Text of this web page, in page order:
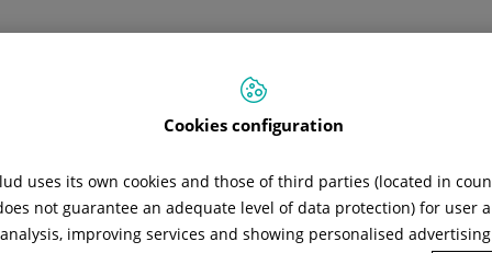
Cookies configuration
uses its own cookies and those of third parties (located in
not guarantee an adequate level of data protection) for user
improving services and showing personalised